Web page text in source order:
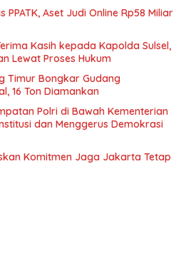
PPATK, Aset Judi Online Rp58 Miliar
Kasih kepada Kapolda Sulsel,
Lewat Proses Hukum
Timur Bongkar Gudang
16 Ton Diamankan
Polri di Bawah Kementerian
dan Menggerus Demokrasi
Komitmen Jaga Jakarta Tetap